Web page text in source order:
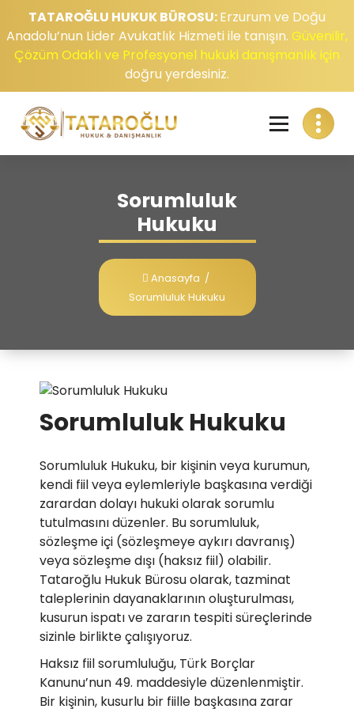
TATAROĞLU HUKUK BÜROSU:Erzurum ve Doğu
Anadolu’nun Lider Avukatlık Hizmeti ile tanışın. Güvenilir,
Çözüm Odaklı ve Profesyonel hukuki danışmanlık için
doğru yerdesiniz.
Sorumluluk
Hukuku
Anasayfa /
Sorumluluk Hukuku
Sorumluluk Hukuku
Sorumluluk Hukuku, bir kişinin veya kurumun,
kendi fiil veya eylemleriyle başkasına verdiği
zarardan dolayı hukuki olarak sorumlu
tutulmasını düzenler. Bu sorumluluk,
sözleşme içi (sözleşmeye aykırı davranış)
veya sözleşme dışı (haksız fiil) olabilir.
Tataroğlu Hukuk Bürosu olarak, tazminat
taleplerinin dayanaklarının oluşturulması,
kusurun ispatı ve zararın tespiti süreçlerinde
sizinle birlikte çalışıyoruz.
Haksız fiil sorumluluğu, Türk Borçlar
Kanunu’nun 49. maddesiyle düzenlenmiştir.
Bir kişinin, kusurlu bir fiille başkasına zarar